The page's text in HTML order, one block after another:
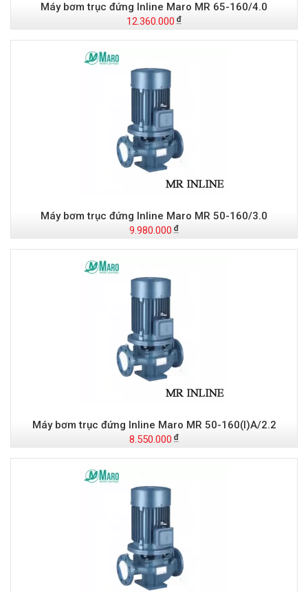
Máy bơm trục đứng Inline Maro MR 65-160/4.0
12.360.000
Máy bơm trục đứng Inline Maro MR 50-160/3.0
9.980.000
Máy bơm trục đứng Inline Maro MR 50-160(I)A/2.2
8.550.000